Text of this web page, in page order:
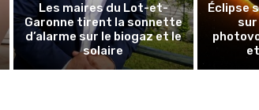
Les maires du Lot-et-
Garonne tirent la sonnette
d’alarme sur le biogaz et le
solaire
Éclipse